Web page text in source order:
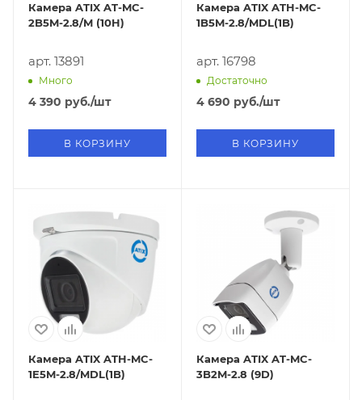
Камера ATIX AT-MC-
2B5M-2.8/M (10H)
арт. 13891
Много
4 390 руб./шт
В КОРЗИНУ
Камера ATIX ATH-MC-
1B5M-2.8/MDL(1B)
арт. 16798
Достаточно
4 690 руб./шт
В КОРЗИНУ
Камера ATIX ATH-MC-
1E5M-2.8/MDL(1B)
Камера ATIX AT-MC-
3B2M-2.8 (9D)